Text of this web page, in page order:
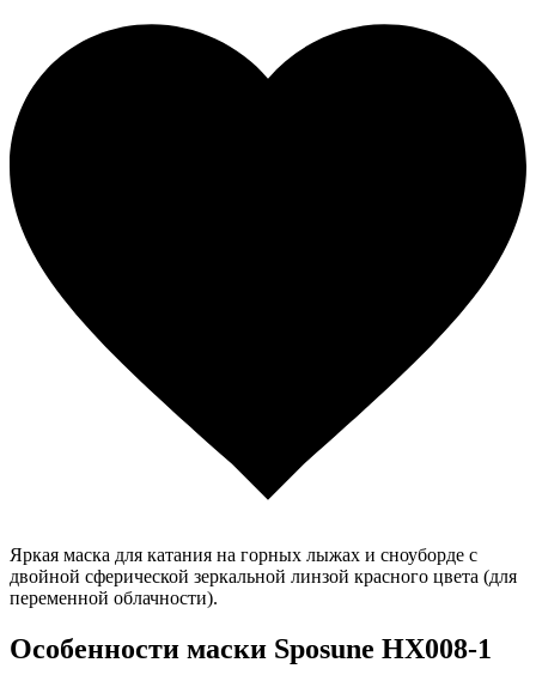
Яркая маска для катания на горных лыжах и сноуборде с
двойной сферической зеркальной линзой красного цвета (для
переменной облачности).
Особенности маски Sposune HX008-1